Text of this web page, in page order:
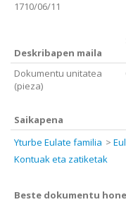
1710/06/11
Deskribapen maila
Dokumentu unitatea
(pieza)
Saikapena
Yturbe Eulate familia
Kontuak eta zatiketak
Beste dokumentu